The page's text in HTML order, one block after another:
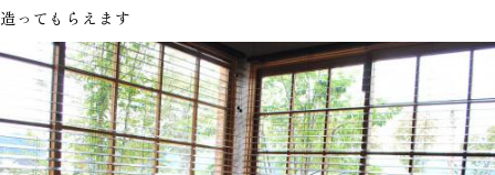
造ってもらえます